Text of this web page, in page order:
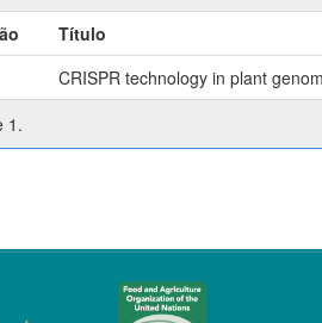
Título
CRISPR technology in plant
1.